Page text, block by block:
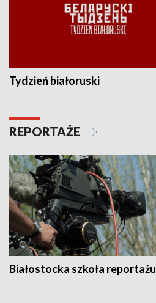
Tydzień białoruski
REPORTAŻE
Białostocka szkoła reportażu